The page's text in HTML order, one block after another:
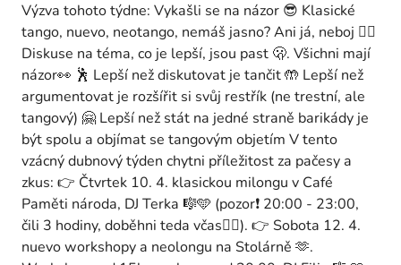
Výzva tohoto týdne: Vykašli se na názor 😎 Klasické
tango, nuevo, neotango, nemáš jasno? Ani já, neboj 🤷‍♀️
Diskuse na téma, co je lepší, jsou past 🫢. Všichni mají
názor👀 🕺 Lepší než diskutovat je tančit 🤲 Lepší než
argumentovat je rozšířit si svůj restřík (ne trestní, ale
tangový) 🤗 Lepší než stát na jedné straně barikády je
být spolu a objímat se tangovým objetím V tento
vzácný dubnový týden chytni příležitost za pačesy a
zkus: 👉 Čtvrtek 10. 4. klasickou milongu v Café
Paměti národa, DJ Terka 🎼🩵 (pozor❗ 20:00 - 23:00,
čili 3 hodiny, doběhni teda včas🏃‍♂️). 👉 Sobota 12. 4.
nuevo workshopy a neolongu na Stolárně 🫶.